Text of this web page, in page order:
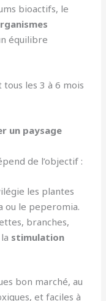
bioactifs, le
équilibre
les 3 à 6 mois
un paysage
de l’objectif :
les plantes
ou le peperomia.
branches,
stimulation
bon marché, au
et faciles à